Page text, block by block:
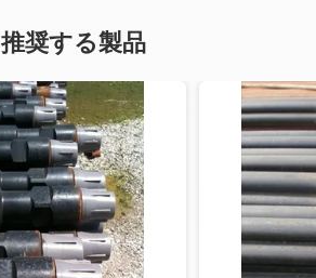
推奨する製品